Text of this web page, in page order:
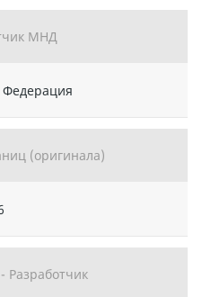
МНД
Федерация
(оригинала)
Разработчик